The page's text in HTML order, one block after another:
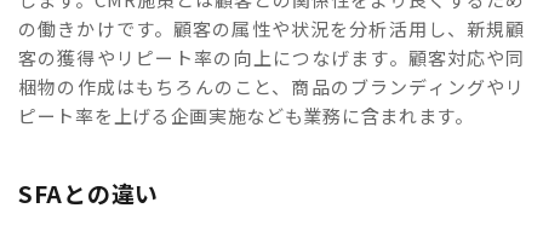
の働きかけです。顧客の属性や状況を分析活用し、新規顧
客の獲得やリピート率の向上につなげます。顧客対応や同
梱物の作成はもちろんのこと、商品のブランディングやリ
ピート率を上げる企画実施なども業務に含まれます。
SFAとの違い